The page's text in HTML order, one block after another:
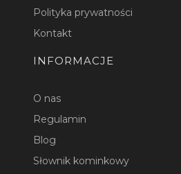
Polityka prywatności
Kontakt
INFORMACJE
O nas
Regulamin
Blog
Słownik kominkowy